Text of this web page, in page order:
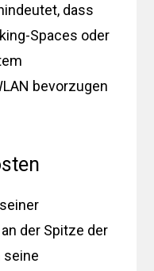
dass
Spaces oder
bevorzugen
der Spitze der
seine